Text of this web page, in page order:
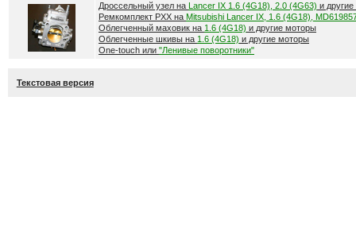
Дроссельный узел на Lancer IX 1.6 (4G18), 2.0 (4G63) и
Ремкомплект РХХ на Mitsubishi Lancer IX, 1.6 (4G18),
Облегченный маховик на 1.6 (4G18) и другие моторы
Облегченные шкивы на 1.6 (4G18) и другие моторы
One-touch или "Ленивые поворотники"
Текстовая версия